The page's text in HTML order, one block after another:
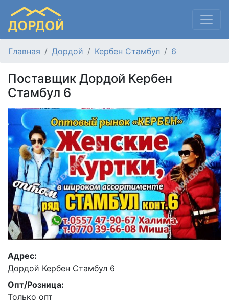
Главная Дордой Кербен Стамбул 6
Поставщик Дордой Кербен
Стамбул 6
Адрес:
Дордой Кербен Стамбул 6
Опт/Розница:
Только опт